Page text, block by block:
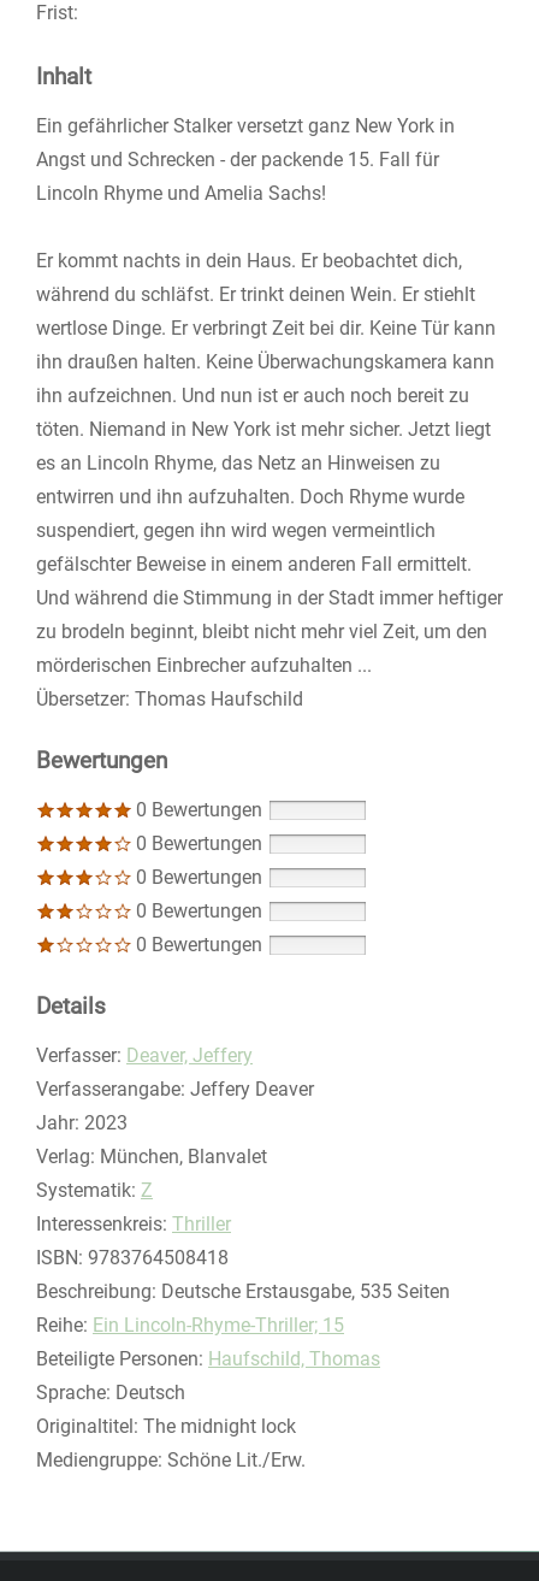
Frist:
Inhalt
Ein gefährlicher Stalker versetzt ganz New York in
Angst und Schrecken - der packende 15. Fall für
Lincoln Rhyme und Amelia Sachs!
Er kommt nachts in dein Haus. Er beobachtet dich,
während du schläfst. Er trinkt deinen Wein. Er stiehlt
wertlose Dinge. Er verbringt Zeit bei dir. Keine Tür kann
ihn draußen halten. Keine Überwachungskamera kann
ihn aufzeichnen. Und nun ist er auch noch bereit zu
töten. Niemand in New York ist mehr sicher. Jetzt liegt
es an Lincoln Rhyme, das Netz an Hinweisen zu
entwirren und ihn aufzuhalten. Doch Rhyme wurde
suspendiert, gegen ihn wird wegen vermeintlich
gefälschter Beweise in einem anderen Fall ermittelt.
Und während die Stimmung in der Stadt immer heftiger
zu brodeln beginnt, bleibt nicht mehr viel Zeit, um den
mörderischen Einbrecher aufzuhalten ...
Übersetzer: Thomas Haufschild
Bewertungen
0 Bewertungen
0 Bewertungen
0 Bewertungen
0 Bewertungen
0 Bewertungen
Details
Verfasser: Suche nach diesem Verfasser
Deaver, Jeffery
Verfasserangabe: Jeffery Deaver
Jahr: 2023
Verlag: München, Blanvalet
opens in new tab
Diesen Link in neuem Tab öffnen
Systematik: Suche nach dieser Systematik
Z
Interessenkreis: Suche nach diesem Interessenskreis
Thriller
ISBN: 9783764508418
Beschreibung: Deutsche Erstausgabe, 535 Seiten
Reihe: Ein Lincoln-Rhyme-Thriller; 15
Beteiligte Personen: Suche nach dieser Beteiligten Person
Haufschild, Thomas
Sprache: Deutsch
Originaltitel: The midnight lock
Mediengruppe: Schöne Lit./Erw.